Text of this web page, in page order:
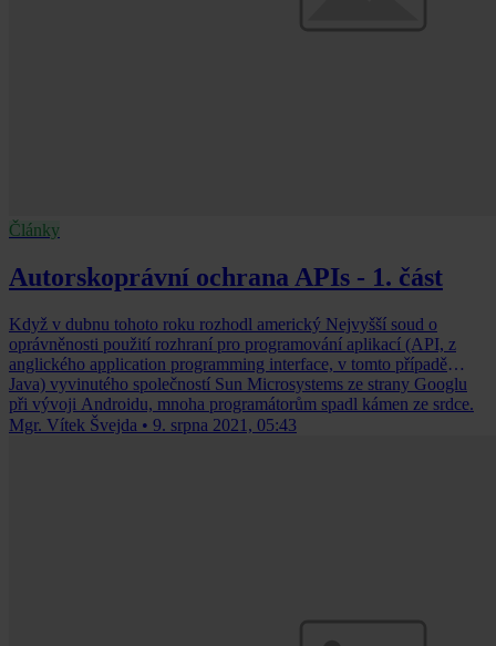
Články
Autorskoprávní ochrana APIs - 1. část
Když v dubnu tohoto roku rozhodl americký Nejvyšší soud o
oprávněnosti použití rozhraní pro programování aplikací (API, z
anglického application programming interface, v tomto případě
Java) vyvinutého společností Sun Microsystems ze strany Googlu
při vývoji Androidu, mnoha programátorům spadl kámen ze srdce.
Mgr. Vítek Švejda • 9. srpna 2021, 05:43